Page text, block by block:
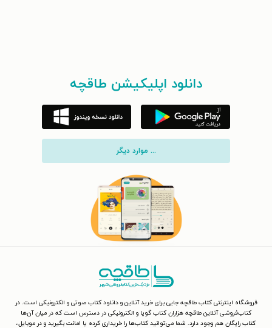
دانلود اپلیکیشن طاقچه
... موارد دیگر
فروشگاه اینترنتی کتاب طاقچه جایی برای خرید آنلاین و دانلود کتاب صوتی و الکترونیکی است. در
کتاب‌فروشی آنلاین طاقچه هزاران کتاب گویا و الکترونیکی در دسترس است که در میان آن‌ها
کتاب رایگان هم وجود دارد. شما می‌توانید کتاب‌ها را خریداری کرده یا امانت بگیرید و در موبایل،